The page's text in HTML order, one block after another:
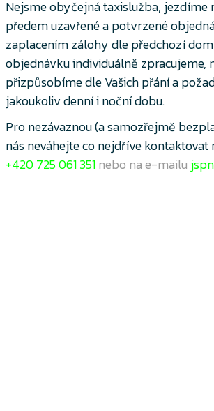
Nejsme obyčejná taxislužba, jezdíme
předem uzavřené a potvrzené
zaplacením zálohy dle předchozí
objednávku individuálně zpracujeme,
přizpůsobíme dle Vašich přání a
jakoukoliv denní i noční dobu.
Pro nezávaznou (a samozřejmě
nás neváhejte co nejdříve
+420725 061 351nebo na e-mailu